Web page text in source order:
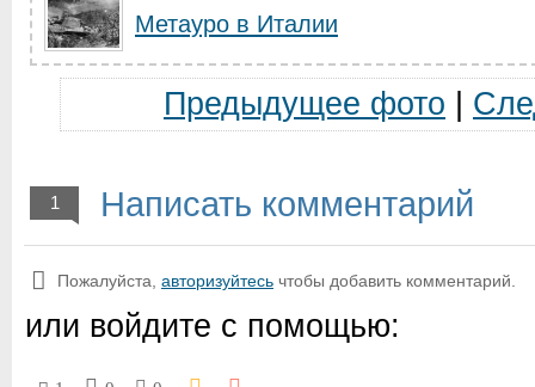
Метауро в Италии
Предыдущее фото
1 Написать комментарий
Пожалуйста, авторизуйтесь чтобы добавить комментарий.
или войдите с помощью: